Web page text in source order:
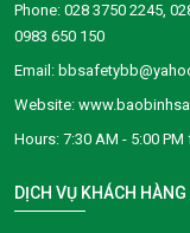
Phone: 028 3750 2245,
0983 650 150
Email:
Website:
​​​​Hours: 7:30 AM - 5:00
DỊCH VỤ KHÁCH HÀNG